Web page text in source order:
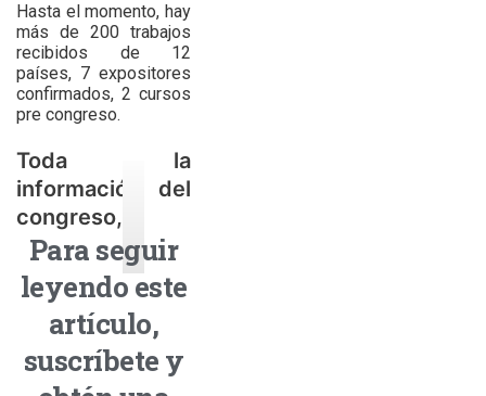
Hasta el momento, hay
más de 200 trabajos
recibidos de 12
países, 7 expositores
confirmados, 2 cursos
pre congreso.
Toda la
información del
congreso,
Para seguir
leyendo este
artículo,
suscríbete y